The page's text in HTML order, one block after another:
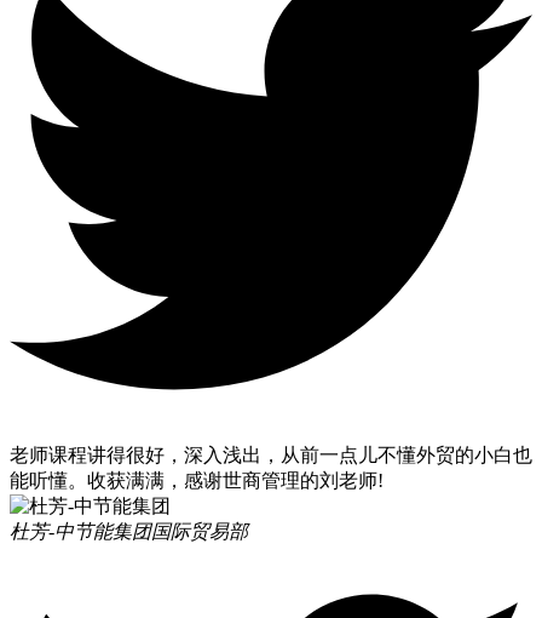
老师课程讲得很好，深入浅出，从前一点儿不懂外贸的小白也
能听懂。收获满满，感谢世商管理的刘老师!
杜芳-中节能集团国际贸易部